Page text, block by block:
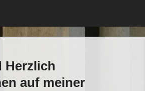
Herzlich
auf meiner